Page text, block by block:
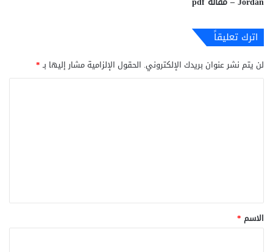
اترك تعليقاً
لن يتم نشر عنوان بريدك الإلكتروني. الحقول الإلزامية مشار إليها بـ*
*
الاسم *